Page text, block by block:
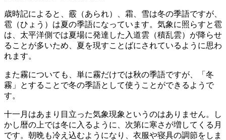
歳時記によると、霰（あられ）、霜、雪は冬の季語ですが、
雹（ひょう）は夏の季語になっています。気象に照らすと雹
は、太平洋側では夏場に発達した入道雲（積乱雲）が降らせ
ることが多いため、夏を現すことばにされているように思わ
れます。
また霧についても、単に霧だけでは秋の季語ですが、「冬
霧」とすることで冬の季語として使うことができるようで
す。
十一月はあまり目立った気象現象というのはありません。し
かし暦の上では冬に入るように、次第に寒さが増してくる月
です。朝晩も冷え込むようになり、衣服や寝具の調節をしま